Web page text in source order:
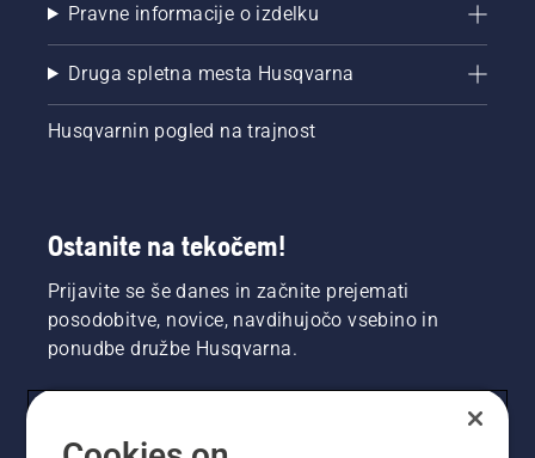
Pravne informacije o izdelku
Druga spletna mesta Husqvarna
Husqvarnin pogled na trajnost
Ostanite na tekočem!
Prijavite se še danes in začnite prejemati
posodobitve, novice, navdihujočo vsebino in
ponudbe družbe Husqvarna.